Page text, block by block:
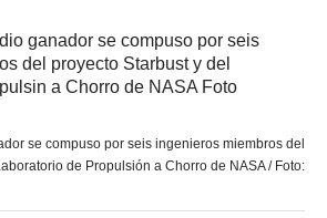
se compuso por seis ingenieros miembros del
de Propulsión a Chorro de NASA / Foto: